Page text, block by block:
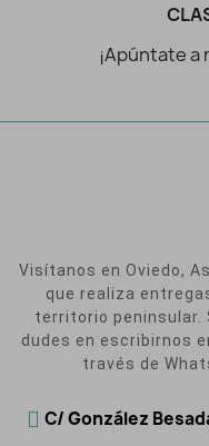
¡Apúntate
Visítanos en Oviedo,
que realiza
territorio peninsular.
dudes en escribirnos
través de
C/ González